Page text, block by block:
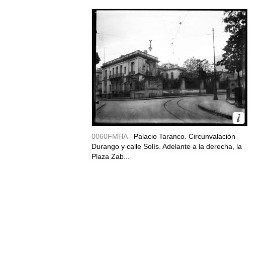
0060FMHA - Palacio Taranco. Circunvalación
Durango y calle Solís. Adelante a la derecha, la
Plaza Zab...